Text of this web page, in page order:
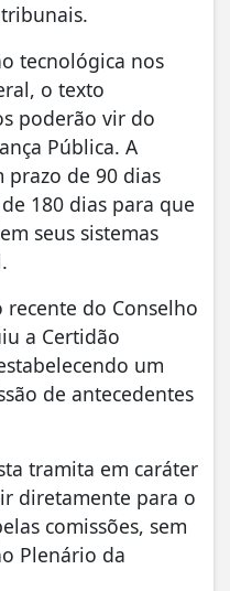
tecnológica nos
o texto
poderão vir do
Pública. A
de 90 dias
180 dias para que
seus sistemas
recente do Conselho
a Certidão
um
de antecedentes
tramita em caráter
diretamente para o
comissões, sem
Plenário da